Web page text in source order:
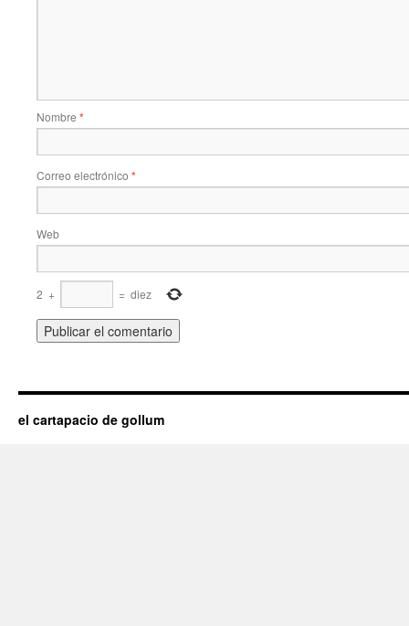
Nombre *
Correo electrónico *
Web
2 + = diez
el cartapacio de gollum